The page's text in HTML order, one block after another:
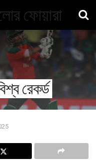
রেকর্ড